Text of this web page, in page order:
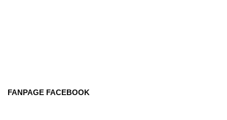
FANPAGE FACEBOOK